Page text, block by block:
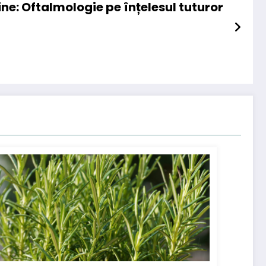
Oftalmologie pe înțelesul tuturor